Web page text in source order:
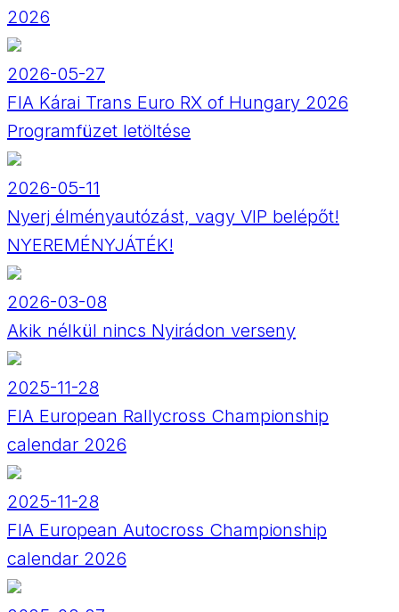
2026
2026-05-27
FIA Kárai Trans Euro RX of Hungary 2026
Programfüzet letöltése
2026-05-11
Nyerj élményautózást, vagy VIP belépőt!
NYEREMÉNYJÁTÉK!
2026-03-08
Akik nélkül nincs Nyirádon verseny
2025-11-28
FIA European Rallycross Championship
calendar 2026
2025-11-28
FIA European Autocross Championship
calendar 2026